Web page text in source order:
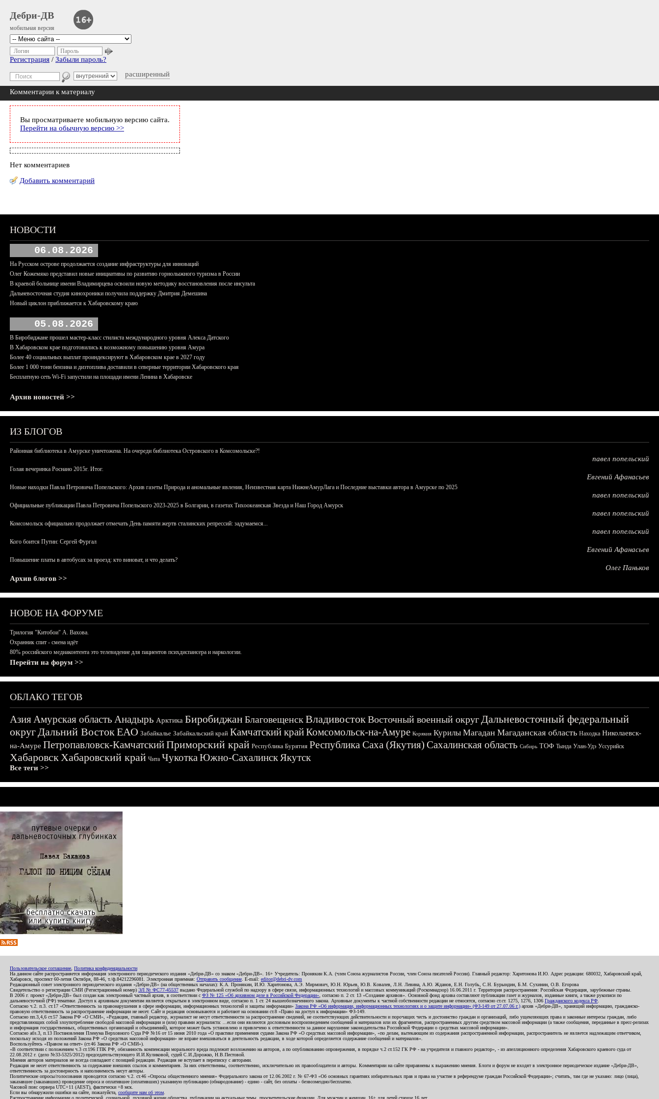
Дебри-ДВ
мобильная версия
расширенный
Логин Пароль
Регистрация / Забыли пароль?
Комментарии к материалу
Вы просматриваете мобильную версию сайта.
Перейти на обычную версию >>
Нет комментариев
Добавить комментарий
НОВОСТИ
06.08.2026
На Русском острове продолжается создание инфраструктуры для инноваций
Олег Кожемяко представил новые инициативы по развитию горнолыжного туризма в России
В краевой больнице имени Владимирцева освоили новую методику восстановления после инсульта
Дальневосточная студия кинохроники получила поддержку Дмитрия Демешина
Новый циклон приближается к Хабаровскому краю
05.08.2026
В Биробиджане прошел мастер-класс стилиста международного уровня Алекса Датского
В Хабаровском крае подготовились к возможному повышению уровня Амура
Более 40 социальных выплат проиндексируют в Хабаровском крае в 2027 году
Более 1 000 тонн бензина и дизтоплива доставили в северные территории Хабаровского края
Бесплатную сеть Wi-Fi запустили на площади имени Ленина в Хабаровске
Архив новостей >>
ИЗ БЛОГОВ
Районная библиотека в Амурске уничтожена. На очереди библиотека Островского в Комсомольске?!
павел попельский
Голая вечеринка Роснано 2015г. Итог.
Евгений Афанасьев
Новые находки Павла Петровича Попельского: Архив газеты Природа и аномальные явления, Неизвестная карта НижнеАмурЛага и Последние выставки автора в Амурске по 2025
павел попельский
Официальные публикации Павла Петровича Попельского 2023-2025 в Болгарии, в газетах Тихоокеанская Звезда и Наш Город Амурск
павел попельский
Комсомольск официально продолжает отмечать День памяти жертв сталинских репрессий: задумаемся...
павел попельский
Кого боится Путин: Сергей Фургал
Евгений Афанасьев
Повышение платы в автобусах за проезд: кто виноват, и что делать?
Олег Паньков
Архив блогов >>
НОВОЕ НА ФОРУМЕ
Трилогия "Китобои" А. Вахова.
Охранник спит - смена идёт
80% российского медиаконтента это телевидение для пациентов психдиспансера и наркологии.
Перейти на форум >>
ОБЛАКО ТЕГОВ
АзияАмурская область Анадырь Арктика БиробиджанБлаговещенскВладивостокВосточный военный округДальневосточный федеральный
округДальний ВостокЕАО Забайкалье Забайкальский край Камчатский крайКомсомольск-на-Амуре Корякия Курилы Магадан Магаданская область Находка Николаевск-
на-Амуре Петропавловск-КамчатскийПриморский край Республика Бурятия Республика Саха (Якутия) Сахалинская область Сибирь ТОФ Тында Улан-Удэ Уссурийск
ХабаровскХабаровский край Чита ЧукоткаЮжно-СахалинскЯкутск
Все теги >>
Пользовательское соглашение Политика конфиденциальности
На данном сайте распространяется информация электронного периодического издания «Дебри-ДВ» со знаком «Дебри-ДВ». 16+ Учредитель: Пронякин К.А. (член Союза журналистов России, член Союза писателей России). Главный редактор: Харитонова И.Ю. Адрес редакции: 680032, Хабаровский край,
Хабаровск, проспект 60-летия Октября, 88-46, т./ф.84212296081. Электронная приемная: Отправить сообщение . E-mail: editor@debri-dv.com
Редакционный совет электронного периодического издания «Дебри-ДВ» (на общественных началах): К.А. Пронякин, И.Ю. Харитонова, А.Э. Мирмович, Ю.Н. Юрьев, Ю.В. Ковалев, Л.Н. Левина, А.Ю. Жданов, Е.Н. Голубь, С.Н. Бурындин, Б.М. Сухинин, О.В. Егорова
Свидетельство о регистрации СМИ (Регистрационный номер) ЭЛ № ФС77-45537 выдано Федеральной службой по надзору в сфере связи, информационных технологий и массовых коммуникаций (Роскомнадзор) 16.06.2011 г. Территория распространения: Российская Федерация, зарубежные страны.
В 2006 г. проект «Дебри-ДВ» был создан как электронный частный архив, в соответствии с ФЗ № 125 «Об архивном деле в Российской Федерации» , согласно п. 2 ст. 13 «Создание архивов». Основной фонд архива составляют публикации газет и журналов, изданные книги, а также рукописи по
дальневосточной (РФ) тематике. Доступ к архивным документам является открытым в электронном виде, согласно п. 1 ст. 24 вышеобозначенного закона. Архивные документы к частной собственности редакции не относятся, согласно ст.ст. 1275, 1276, 1306 Гражданского кодекса РФ
Согласно ч.2. п.3. ст.17 «Ответственность за правонарушения в сфере информации, информационных технологий и защиты информации» Закона РФ «Об информации, информационных технологиях и о защите информации» (ФЗ-149 от 27.07.06 г.) архив «Дебри-ДВ», хранящий информацию, гражданско-
правовую ответственность за распространение информации не несет. Сайт и редакция основываются и работают на основании ст.8 «Право на доступ к информации» ФЗ-149.
Согласно пп.3,4,6 ст.57 Закона РФ «О СМИ», «Редакция, главный редактор, журналист не несут ответственности за распространение сведений, не соответствующих действительности и порочащих честь и достоинство граждан и организаций, либо ущемляющих права и законные интересы граждан, либо
представляющих собой злоупотребление свободой массовой информации и (или) правами журналиста: ...если они являются дословным воспроизведением сообщений и материалов или их фрагментов, распространенных другим средством массовой информации (а также сообщения, переданные в пресс-релизах
и информация государственных, общественных организаций и объединений), которое может быть установлено и привлечено к ответственности за данное нарушение законодательства Российской Федерации о средствах массовой информации».
Согласно абз.3, п.13 Постановления Пленума Верховного Суда РФ №16 от 15 июня 2010 года «О практике применения судами Закона РФ «О средствах массовой информации», «по делам, вытекающим из содержания распространенной информации, распространитель не является надлежащим ответчиком,
поскольку исходя из положений Закона РФ «О средствах массовой информации» не вправе вмешиваться в деятельность редакции, в ходе которой определяется содержание сообщений и материалов».
Воспользуйтесь «Правом на ответ» (ст.46 Закона РФ «О СМИ»).
«В соответствии с положением ч.3 ст.196 ГПК РФ, обязанность компенсации морального вреда подлежит возложению на авторов, а по опубликованию опровержения, в порядке ч.2 ст.152 ГК РФ - на учредителя и главного редактор», - из апелляционного определения Хабаровского краевого суда от
22.08.2012 г. (дело №33-5325/2012) председательствующего И.И.Куликовой, судей С.И.Дорожко, Н.В.Пестовой.
Мнения авторов материалов не всегда совпадают с позицией редакции. Редакция не вступает в переписку с авторами.
Редакция не несет ответственность за содержание внешних ссылок и комментариев. За них ответственны, соответственно, исключительно их правообладатели и авторы. Комментарии на сайте приравнены к выражению мнения. Блоги и форум не входят в электронное периодическое издание «Дебри-ДВ»,
ответственность за достоверность и наполняемость несут авторы.
Политические опросы/голосования проводятся согласно ч.2. ст.46 «Опросы общественного мнения» Федерального закона от 12.06.2002 г. № 67-ФЗ «Об основных гарантиях избирательных прав и права на участие в референдуме граждан Российской Федерации»; считать, там где не указано: лицо (лица),
заказавшее (заказавших) проведение опроса и оплатившее (оплативших) указанную публикацию (обнародование) - едино - сайт, без оплаты - безвозмездно/бесплатно.
Часовой пояс сервера UTC+11 (AEST), фактически +8 мск.
Если вы обнаружили ошибки на сайте, пожалуйста, сообщите нам об этом
Распространение информации о политической, социальной, духовной жизни общества, публикации на актуальные темы, просветительские функции. Для мужчин и женщин. 16+ для детей старше 16 лет.